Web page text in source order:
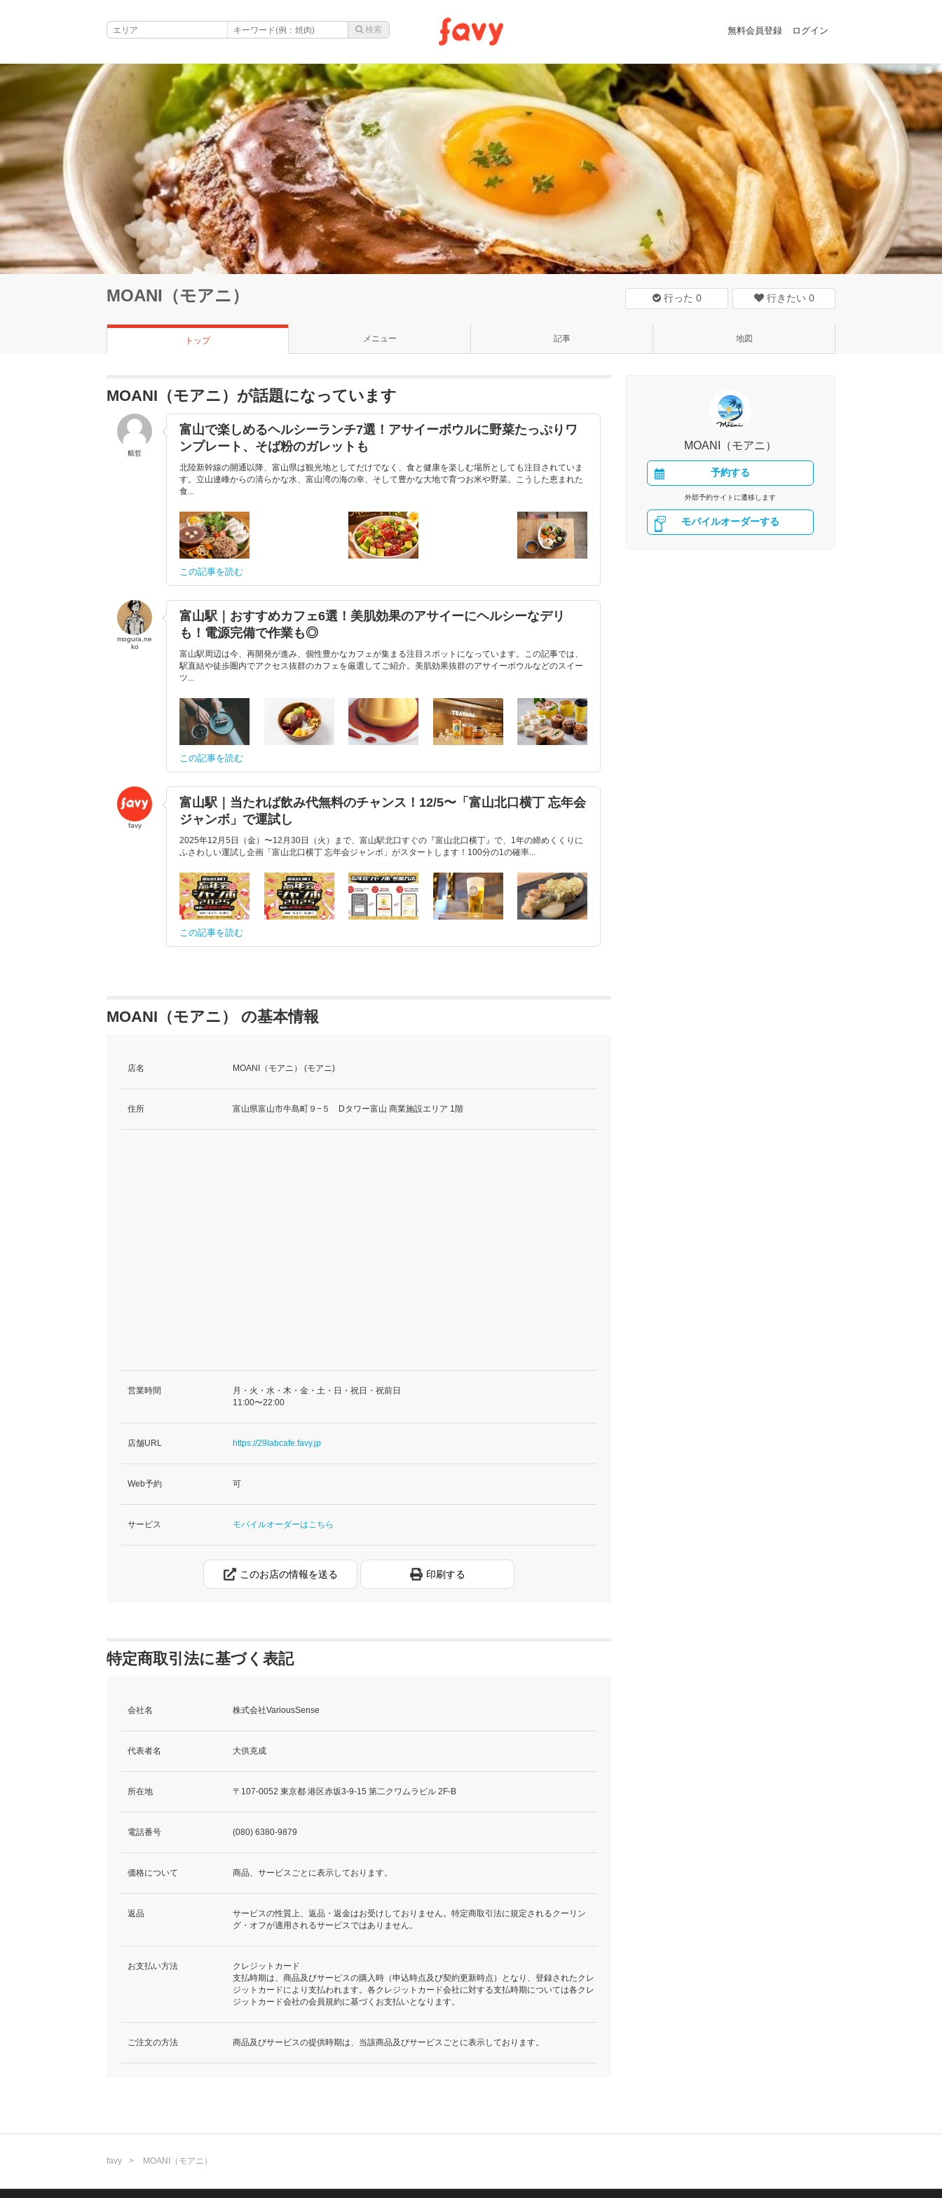
無料会員登録 ログイン
MOANI（モアニ） 行った 0 行きたい 0
トップ メニュー 記事 地図
MOANI（モアニ）が話題になっています
舷哲
富山で楽しめるヘルシーランチ7選！アサイーボウルに野菜たっぷりワ
ンプレート、そば粉のガレットも
北陸新幹線の開通以降、富山県は観光地としてだけでなく、食と健康を楽しむ場所としても注目されていま
す。立山連峰からの清らかな水、富山湾の海の幸、そして豊かな大地で育つお米や野菜。こうした恵まれた
食...
この記事を読む
mogura.ne
ko
富山駅｜おすすめカフェ6選！美肌効果のアサイーにヘルシーなデリ
も！電源完備で作業も◎
富山駅周辺は今、再開発が進み、個性豊かなカフェが集まる注目スポットになっています。この記事では、
駅直結や徒歩圏内でアクセス抜群のカフェを厳選してご紹介。美肌効果抜群のアサイーボウルなどのスイー
ツ...
この記事を読む
favy
富山駅｜当たれば飲み代無料のチャンス！12/5〜「富山北口横丁 忘年会
ジャンボ」で運試し
2025年12月5日（金）〜12月30日（火）まで、富山駅北口すぐの『富山北口横丁』で、1年の締めくくりに
ふさわしい運試し企画「富山北口横丁 忘年会ジャンボ」がスタートします！100分の1の確率...
この記事を読む
MOANI（モアニ） の基本情報
店名 MOANI（モアニ） (モアニ)
住所 富山県富山市牛島町９−５ Dタワー富山 商業施設エリア 1階
営業時間
月・火・水・木・金・土・日・祝日・祝前日
11:00〜22:00
店舗URL https://29labcafe.favy.jp
Web予約 可
サービス モバイルオーダーはこちら
このお店の情報を送る 印刷する
特定商取引法に基づく表記
会社名 株式会社VariousSense
代表者名 大供克成
所在地 〒107-0052 東京都 港区赤坂3-9-15 第二クワムラビル 2F-B
電話番号 (080) 6380-9879
価格について 商品、サービスごとに表示しております。
返品
サービスの性質上、返品・返金はお受けしておりません。特定商取引法に規定されるクーリン
グ・オフが適用されるサービスではありません。
お支払い方法
クレジットカード
支払時期は、商品及びサービスの購入時（申込時点及び契約更新時点）となり、登録されたクレ
ジットカードにより支払われます。各クレジットカード会社に対する支払時期については各クレ
ジットカード会社の会員規約に基づくお支払いとなります。
ご注文の方法 商品及びサービスの提供時期は、当該商品及びサービスごとに表示しております。
MOANI（モアニ）
予約する
外部予約サイトに遷移します
モバイルオーダーする
favy MOANI（モアニ）